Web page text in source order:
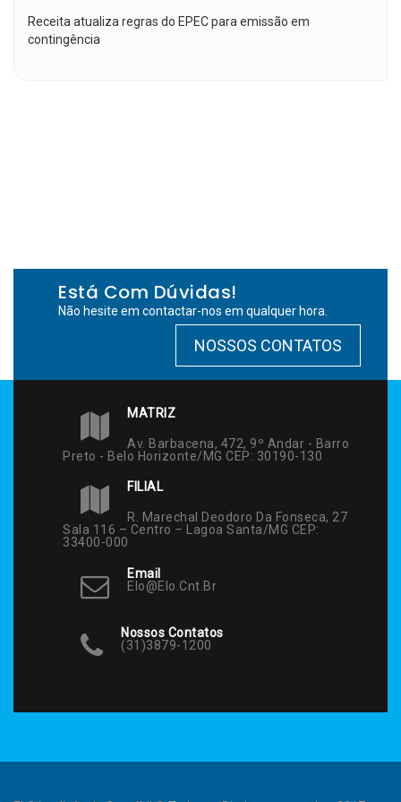
Receita atualiza regras do EPEC para emissão em
contingência
Está Com Dúvidas!
Não hesite em contactar-nos em qualquer hora.
NOSSOS CONTATOS
MATRIZ
Av. Barbacena, 472, 9º Andar - Barro
Preto - Belo Horizonte/MG CEP: 30190-130
FILIAL
R. Marechal Deodoro Da Fonseca, 27
Sala 116 – Centro – Lagoa Santa/MG CEP:
33400-000
Email
Elo@elo.cnt.br
Nossos Contatos
(31)3879-1200